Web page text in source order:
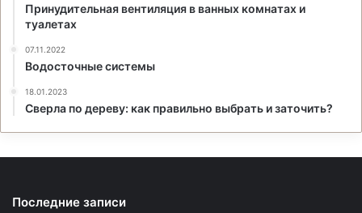
Принудительная вентиляция в ванных комнатах и
туалетах
07.11.2022
Водосточные системы
18.01.2023
Сверла по дереву: как правильно выбрать и заточить?
Последние записи